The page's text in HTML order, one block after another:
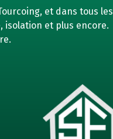
et dans tous les
isolation et plus encore.